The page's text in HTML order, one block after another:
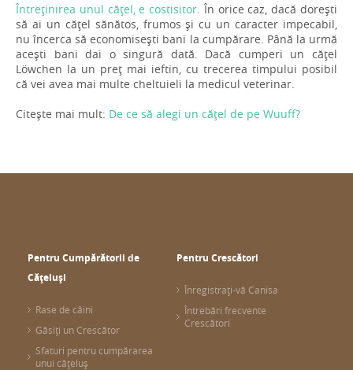
Întreținirea unul cățel, e costisitor . În orice caz, dacă dorești
să ai un cățel sănătos, frumos și cu un caracter impecabil,
nu încerca să economisești bani la cumpărare. Până la urmă
acești bani dai o singură dată. Dacă cumperi un cățel
Löwchen la un preț mai ieftin, cu trecerea timpului posibil
că vei avea mai multe cheltuieli la medicul veterinar.
Citește mai mult: De ce să alegi un cățel de pe Wuuff?
Pentru Cumpărătorii de
Cățeluși
Rase de câini
Găsiți un Crescător
Sfaturi pentru cumpărarea
unui cățeluș
Pentru Crescători
Înregistrați-vă Canisa
Întrebări frecvente
Crescători